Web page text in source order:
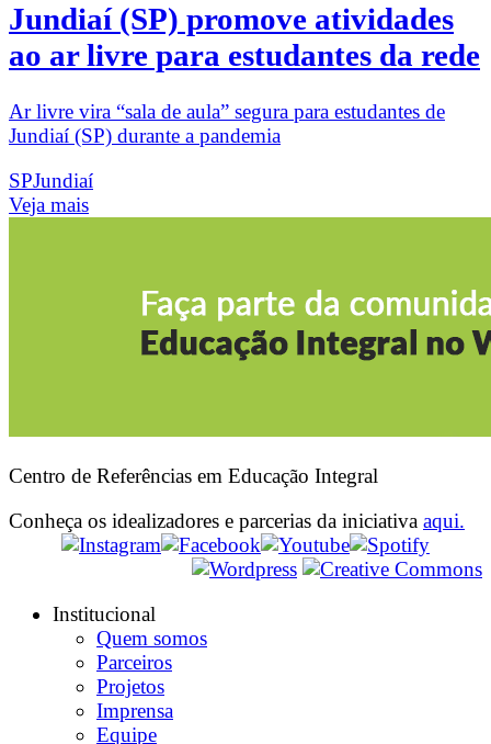
Jundiaí (SP) promove atividades
ao ar livre para estudantes da rede
Ar livre vira “sala de aula” segura para estudantes de
Jundiaí (SP) durante a pandemia
SPJundiaí
Veja mais
Centro de Referências em Educação Integral
Conheça os idealizadores e parcerias da iniciativa aqui.
Institucional
Quem somos
Parceiros
Projetos
Imprensa
Equipe